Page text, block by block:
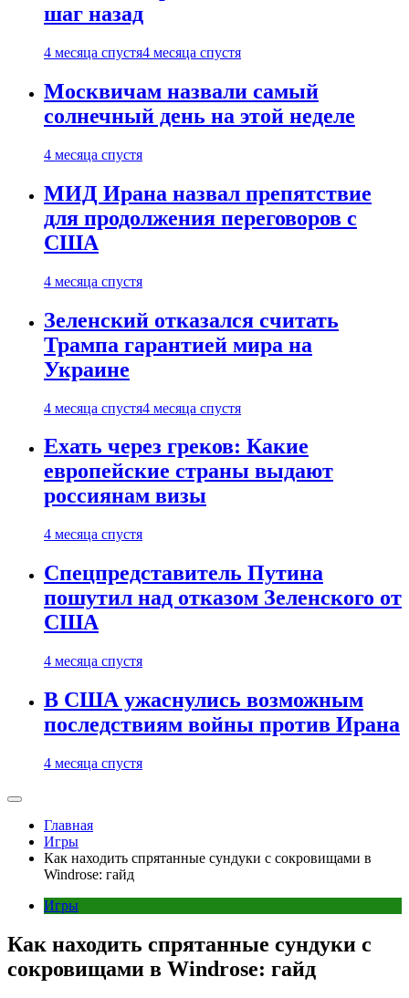
шаг назад
4 месяца спустя4 месяца спустя
Москвичам назвали самый
солнечный день на этой неделе
4 месяца спустя
МИД Ирана назвал препятствие
для продолжения переговоров с
США
4 месяца спустя
Зеленский отказался считать
Трампа гарантией мира на
Украине
4 месяца спустя4 месяца спустя
Ехать через греков: Какие
европейские страны выдают
россиянам визы
4 месяца спустя
Спецпредставитель Путина
пошутил над отказом Зеленского от
США
4 месяца спустя
В США ужаснулись возможным
последствиям войны против Ирана
4 месяца спустя
Главная
Игры
Как находить спрятанные сундуки с сокровищами в
Windrose: гайд
Игры
Как находить спрятанные сундуки с
сокровищами в Windrose: гайд